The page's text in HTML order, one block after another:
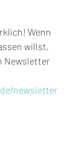
Wenn
willst,
Newsletter
newsletter